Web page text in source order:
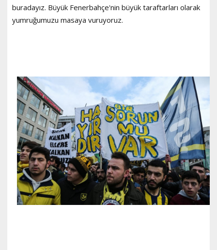
buradayız. Büyük Fenerbahçe'nin büyük taraftarları olarak
yumruğumuzu masaya vuruyoruz.